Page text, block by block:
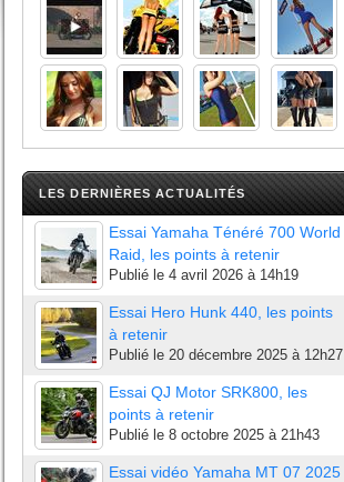
LES DERNIÈRES ACTUALITÉS
Essai Yamaha Ténéré 700 World
Raid, les points à retenir
Publié le 4 avril 2026 à 14h19
Essai Hero Hunk 440, les points
à retenir
Publié le 20 décembre 2025 à 12h27
Essai QJ Motor SRK800, les
points à retenir
Publié le 8 octobre 2025 à 21h43
Essai vidéo Yamaha MT 07 2025